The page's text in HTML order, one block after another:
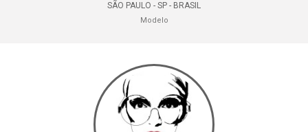
SÃO PAULO - SP - BRASIL
Modelo